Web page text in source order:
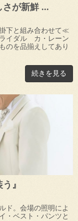
が新鮮 ...
下と組み合わせて≪
イダル カ・レーン
のを品揃えしてあり
続きを見る
』
ド。会場の照明によ
・ベスト・パンツと